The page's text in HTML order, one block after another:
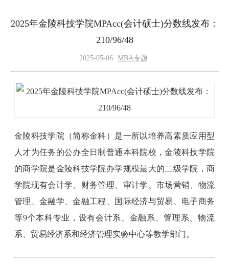
2025年金陵科技学院MPAcc(会计硕士)分数线发布：
210/96/48
2025-05-06 MBA专题
金陵科技学院（简称金科）是一所以培养高素质应用型
人才为任务的公办全日制普通本科院校，金陵科技学院
的商学院是金陵科技学院办学规模最大的二级学院，商
学院现有会计学、财务管理、审计学、市场营销、物流
管理、金融学、金融工程、国际经济与贸易、电子商务
等9个本科专业，设有会计系、金融系、管理系、物流
系、贸易经济系和经济管理实验中心等教学部门。